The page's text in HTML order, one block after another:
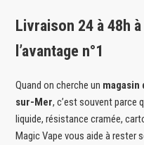
Livraison 24 à 48h
l’avantage n°1
Quand on cherche un
sur-Mer, c’est souvent parce
liquide, résistance cramée,
Magic Vape vous aide à rester